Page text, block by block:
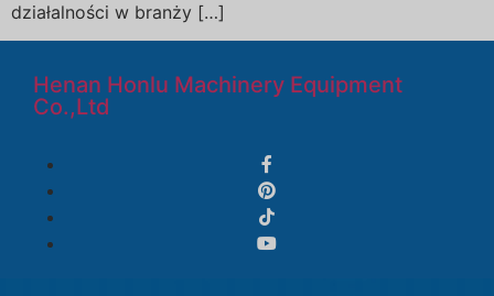
działalności w branży […]
Henan Honlu Machinery Equipment
Co.,Ltd